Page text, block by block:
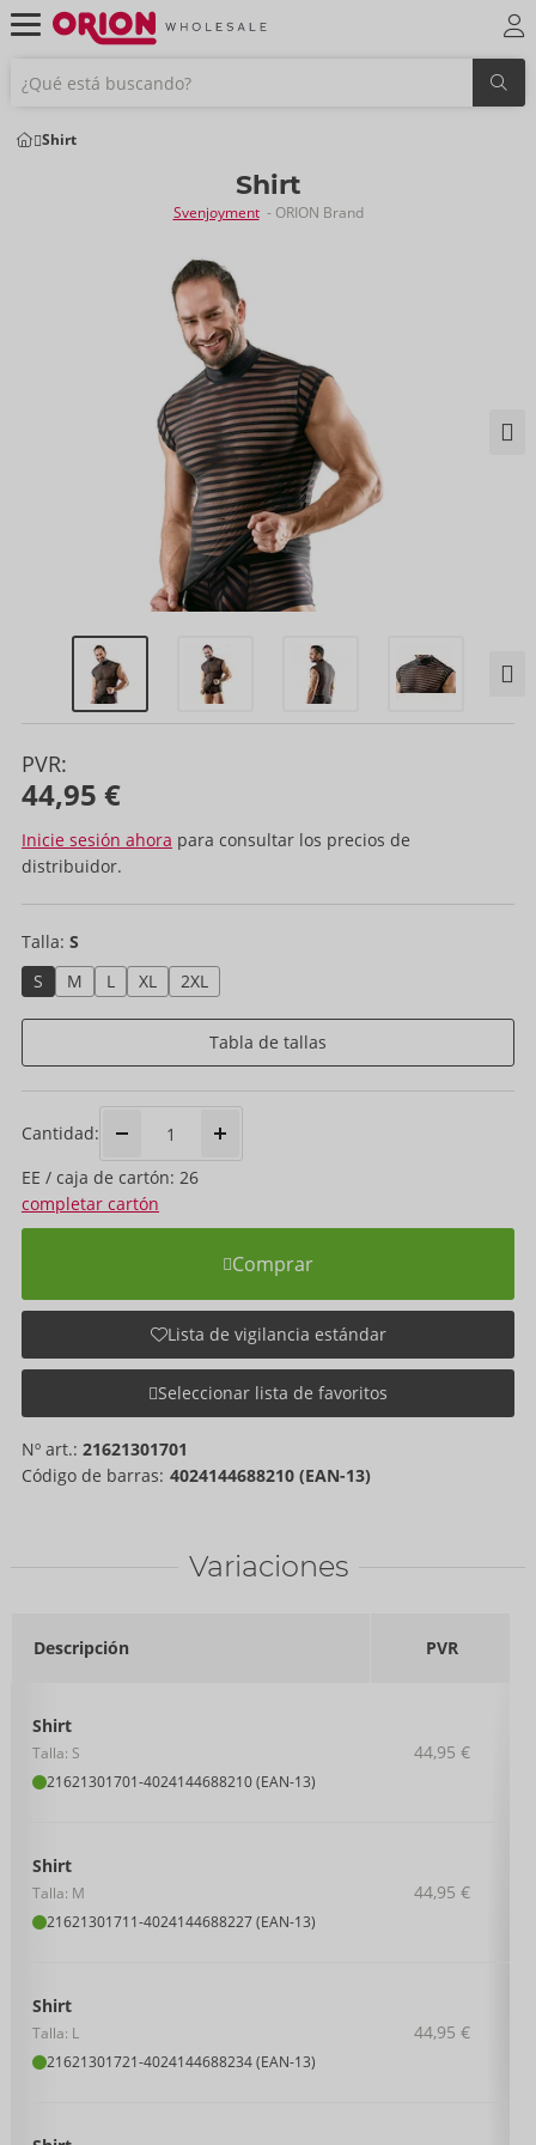
Shirt
Shirt
Svenjoyment - ORION Brand
PVR:
44,95 €
Inicie sesión ahora para consultar los precios de
distribuidor.
Talla: S
S
M L XL 2XL
Tabla de tallas
Cantidad:
EE / caja de cartón: 26
completar cartón
Comprar
Lista de vigilancia estándar
Seleccionar lista de favoritos
Nº art.: 21621301701
Código de barras: 4024144688210 (EAN-13)
Variaciones
Descripción PVR
Shirt
Talla: S
21621301701-4024144688210 (EAN-13)
44,95 €
Shirt
Talla: M
21621301711-4024144688227 (EAN-13)
44,95 €
Shirt
Talla: L
21621301721-4024144688234 (EAN-13)
44,95 €